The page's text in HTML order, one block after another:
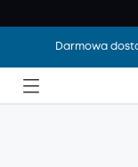
Darmowa